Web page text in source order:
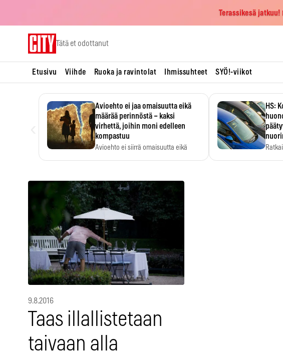
Terassikesä
Tätä et odottanut
Etusivu Viihde Ruoka ja ravintolat Ihmissuhteet SYÖ!-viikot
Avioehto ei jaa omaisuutta eikä
määrää perinnöstä – kaksi
virhettä, joihin moni edelleen
kompastuu
Avioehto ei siirrä omaisuutta eikä
HS:
9.8.2016
Taas illallistetaan
taivaan alla